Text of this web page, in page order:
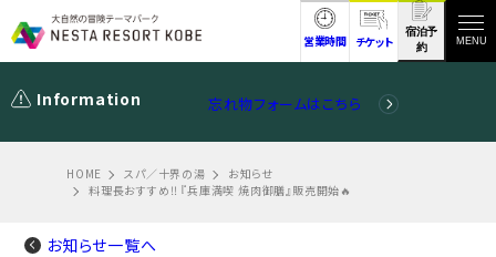
営業時間 チケット
宿泊予
約
MENU
Information 忘れ物フォームはこちら
HOME スパ／十界の湯
お知らせ
料理長おすすめ‼ 『兵庫満喫 焼肉御膳』販売開始🔥
お知らせ一覧へ